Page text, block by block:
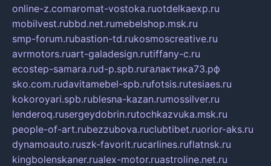
online-z.comaromat-vostoka.ruotdelkaexp.ru
mobilvest.rubbd.net.rumebelshop.msk.ru
smp-forum.rubastion-td.rukosmoscreative.ru
avrmotors.ruart-galadesign.rutiffany-c.ru
ecostep-samara.rud-p.spb.ruгалактика73.рф
sko.com.rudavitamebel-spb.rufotsis.rutesiaes.ru
kokoroyari.spb.rublesna-kazan.rumossilver.ru
lenderoq.rusergeydobrin.rutochkazvuka.msk.ru
people-of-art.rubezzubova.ruclubtibet.ruorior-aks.ru
dynamoauto.ruszk-favorit.rucarlines.ruflatnsk.ru
kingbolenskaner.rualex-motor.ruastroline.net.ru